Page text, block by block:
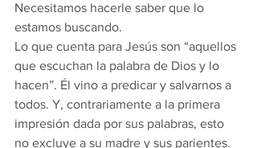
Necesitamos hacerle saber que lo
estamos buscando.
Lo que cuenta para Jesús son “aquellos
que escuchan la palabra de Dios y lo
hacen”. Él vino a predicar y salvarnos a
todos. Y, contrariamente a la primera
impresión dada por sus palabras, esto
no excluye a su madre y sus parientes.